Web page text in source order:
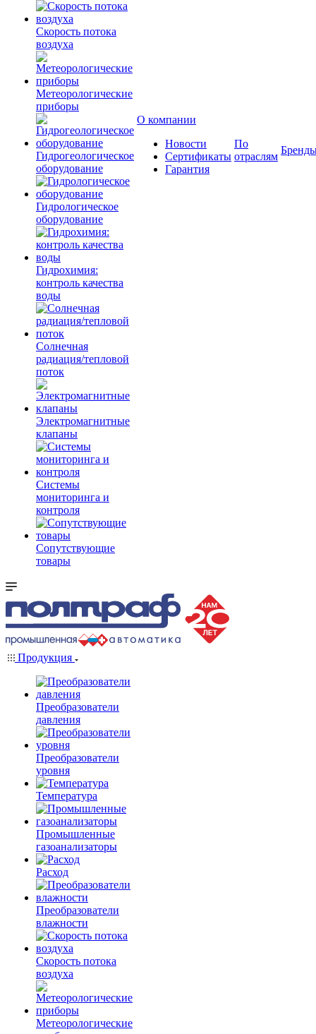
Скорость потока
воздуха
Метеорологические
приборы
Гидрогеологическое
оборудование
Гидрологическое
оборудование
Гидрохимия:
контроль качества
воды
Солнечная
радиация/тепловой
поток
Электромагнитные
клапаны
Системы
мониторинга и
контроля
Сопутствующие
товары
О компании
Новости
Сертификаты
Гарантия
По
отраслям
Продукция
Преобразователи
давления
Преобразователи
уровня
Температура
Промышленные
газоанализаторы
Расход
Преобразователи
влажности
Скорость потока
воздуха
Метеорологические